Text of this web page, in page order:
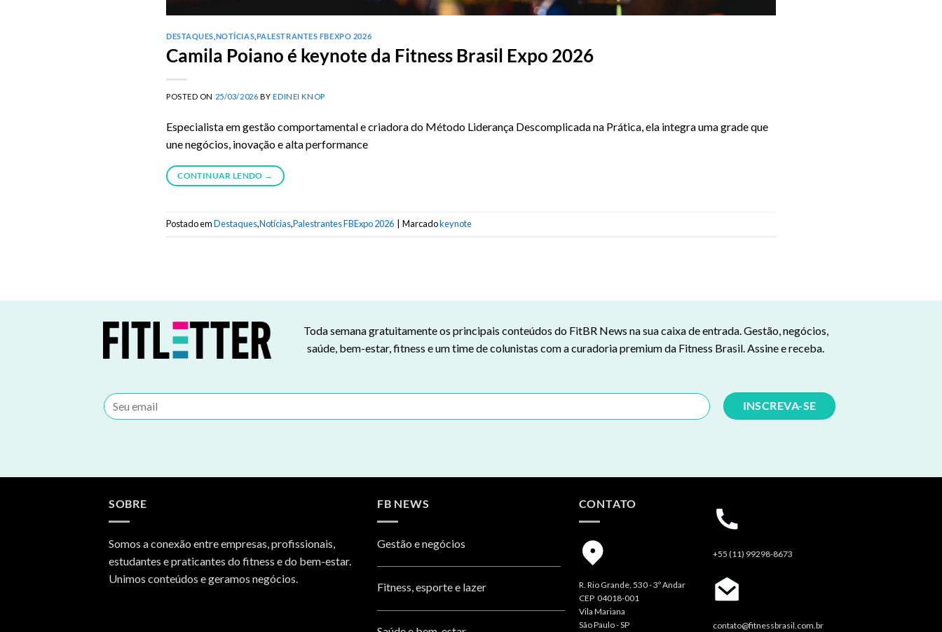
DESTAQUES NOTÍCIAS PALESTRANTES FBEXPO 2026
Camila Poiano é keynote da Fitness Brasil Expo 2026
POSTED ON 25/03/2026 BYEDINEI KNOP
Especialista em gestão comportamental e criadora do Método Liderança Descomplicada na Prática, ela integra uma grade que
une negócios, inovação e alta performance
CONTINUAR LENDO →
Postado emDestaques,Notícias,Palestrantes FBExpo 2026 Marcadokeynote
Toda semana gratuitamente os principais conteúdos do FitBR News na sua caixa de entrada. Gestão, negócios,
saúde, bem-estar, fitness e um time de colunistas com a curadoria premium da Fitness Brasil. Assine e receba.
SOBRE
Somos a conexão entre empresas, profissionais,
estudantes e praticantes do fitness e do bem-estar.
Unimos conteúdos e geramos negócios.
FB NEWS
Gestão e negócios
Fitness, esporte e lazer
CONTATO
R. Rio Grande, 530 - 3º Andar
CEP 04018-001
Vila Mariana
São Paulo - SP
+55 (11) 99298-8673
contato@fitnessbrasil.com.br